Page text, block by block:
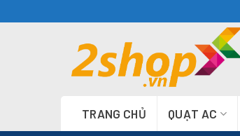
to
TRANG CHỦ QUẠT AC